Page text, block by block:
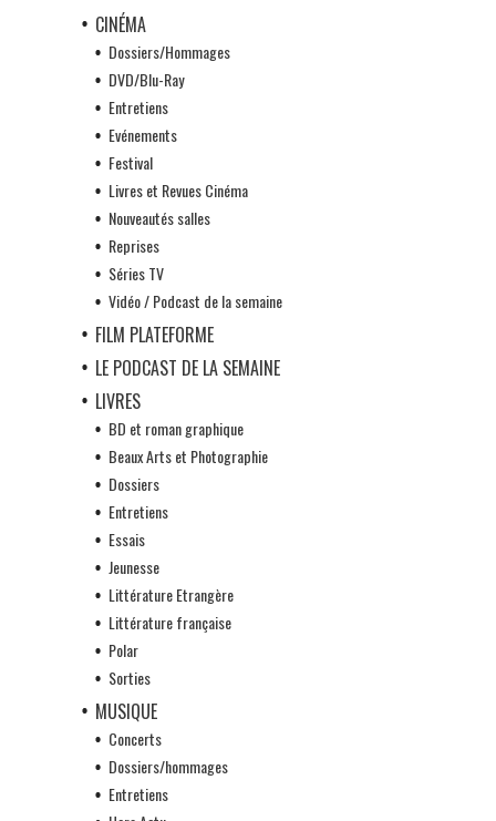
CINÉMA
Dossiers/Hommages
DVD/Blu-Ray
Entretiens
Evénements
Festival
Livres et Revues Cinéma
Nouveautés salles
Reprises
Séries TV
Vidéo / Podcast de la semaine
FILM PLATEFORME
LE PODCAST DE LA SEMAINE
LIVRES
BD et roman graphique
Beaux Arts et Photographie
Dossiers
Entretiens
Essais
Jeunesse
Littérature Etrangère
Littérature française
Polar
Sorties
MUSIQUE
Concerts
Dossiers/hommages
Entretiens